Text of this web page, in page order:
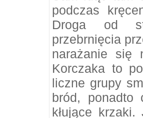
podczas
Droga od
przebrnięcia
narażanie się
Korczaka to
liczne grupy
bród, ponadto
kłujące